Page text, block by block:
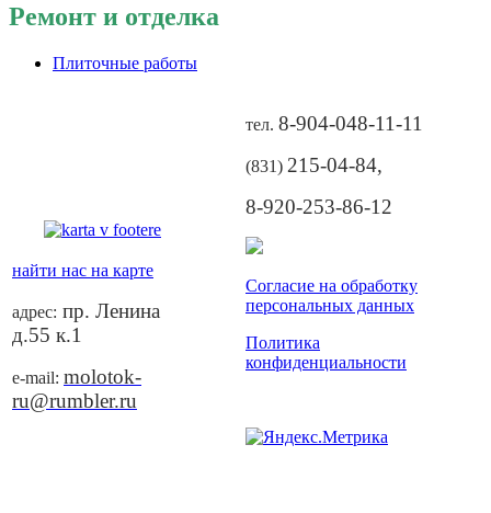
Ремонт и отделка
Плиточные работы
найти нас на карте
адрес: пр. Ленина
д.55 к.1
e-mail: molotok-
ru@rumbler.ru
тел. 8-904-048-11-11
(831) 215-04-84,
8-920-253-86-12
Согласие на обработку
персональных данных
Политика
конфиденциальности